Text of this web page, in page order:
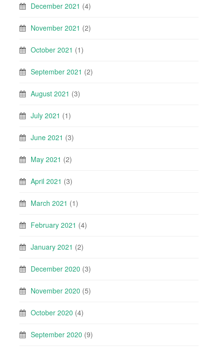
December 2021 (4)
November 2021 (2)
October 2021 (1)
September 2021 (2)
August 2021 (3)
July 2021 (1)
June 2021 (3)
May 2021 (2)
April 2021 (3)
March 2021 (1)
February 2021 (4)
January 2021 (2)
December 2020 (3)
November 2020 (5)
October 2020 (4)
September 2020 (9)